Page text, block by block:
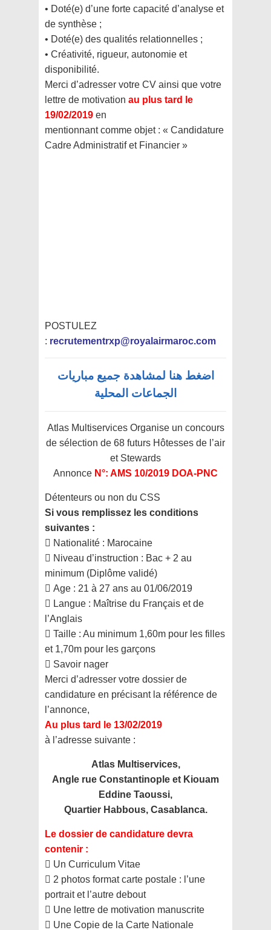
• Doté(e) d’une forte capacité d’analyse et
de synthèse ;
• Doté(e) des qualités relationnelles ;
• Créativité, rigueur, autonomie et
disponibilité.
Merci d’adresser votre CV ainsi que votre
lettre de motivation au plus tard le
19/02/2019 en
mentionnant comme objet : « Candidature
Cadre Administratif et Financier »
POSTULEZ
: recrutementrxp@royalairmaroc.com
اضغط هنا لمشاهدة جميع مباريات
الجماعات المحلية
Atlas Multiservices Organise un concours
de sélection de 68 futurs Hôtesses de l’air
et Stewards
Annonce N°: AMS 10/2019 DOA-PNC
Détenteurs ou non du CSS
Si vous remplissez les conditions
suivantes :
 Nationalité : Marocaine
 Niveau d’instruction : Bac + 2 au
minimum (Diplôme validé)
 Age : 21 à 27 ans au 01/06/2019
 Langue : Maîtrise du Français et de
l’Anglais
 Taille : Au minimum 1,60m pour les filles
et 1,70m pour les garçons
 Savoir nager
Merci d’adresser votre dossier de
candidature en précisant la référence de
l’annonce,
Au plus tard le 13/02/2019
à l’adresse suivante :
Atlas Multiservices,
Angle rue Constantinople et Kiouam
Eddine Taoussi,
Quartier Habbous, Casablanca.
Le dossier de candidature devra
contenir :
 Un Curriculum Vitae
 2 photos format carte postale : l’une
portrait et l’autre debout
 Une lettre de motivation manuscrite
 Une Copie de la Carte Nationale